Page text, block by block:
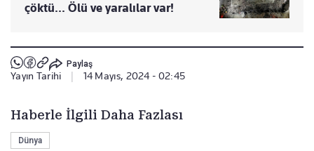
çöktü... Ölü ve yaralılar var!
Paylaş
Yayın Tarihi 14 Mayıs, 2024 - 02:45
Haberle İlgili Daha Fazlası
Dünya